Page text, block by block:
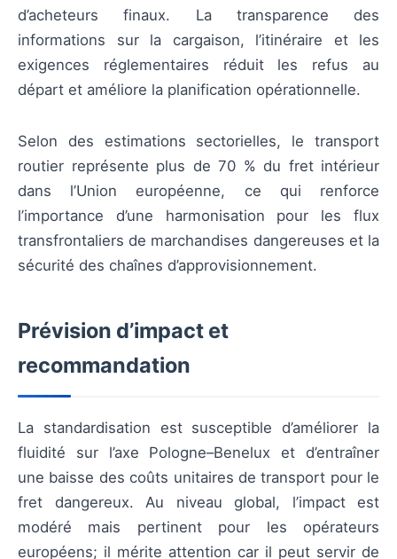
d’acheteurs finaux. La transparence des
informations sur la cargaison, l’itinéraire et les
exigences réglementaires réduit les refus au
départ et améliore la planification opérationnelle.
Selon des estimations sectorielles, le transport
routier représente plus de 70 % du fret intérieur
dans l’Union européenne, ce qui renforce
l’importance d’une harmonisation pour les flux
transfrontaliers de marchandises dangereuses et la
sécurité des chaînes d’approvisionnement.
Prévision d’impact et
recommandation
La standardisation est susceptible d’améliorer la
fluidité sur l’axe Pologne–Benelux et d’entraîner
une baisse des coûts unitaires de transport pour le
fret dangereux. Au niveau global, l’impact est
modéré mais pertinent pour les opérateurs
européens; il mérite attention car il peut servir de